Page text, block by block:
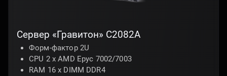
Сервер «Гравитон» С2082A
Форм-фактор 2U
CPU 2 х AMD Epyc 7002/7003
RAM 16 x DIMM DDR4